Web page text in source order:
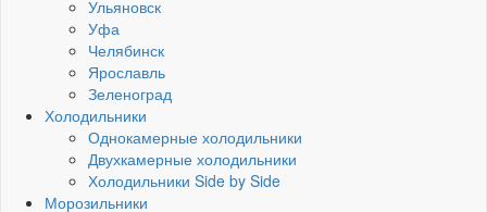
Ульяновск
Уфа
Челябинск
Ярославль
Зеленоград
Холодильники
Однокамерные холодильники
Двухкамерные холодильники
Холодильники Side by Side
Морозильники